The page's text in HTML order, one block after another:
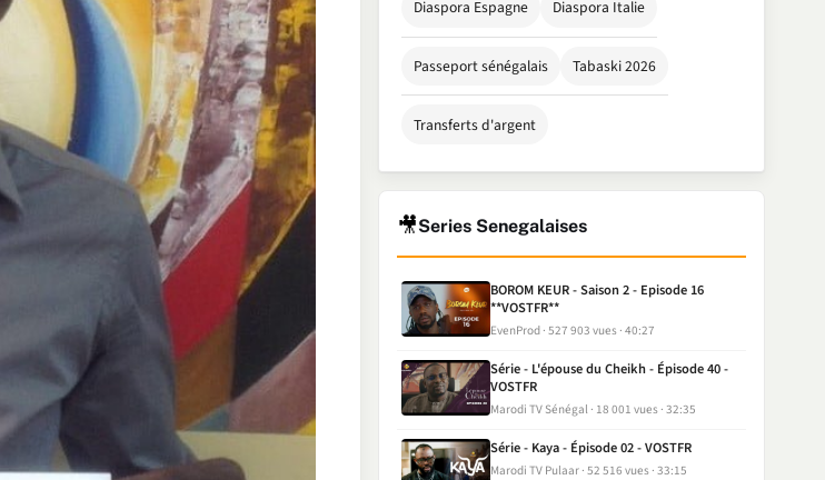
Diaspora Espagne Diaspora Italie
Passeport sénégalais Tabaski 2026
Transferts d'argent
🎥Series Senegalaises
BOROM KEUR - Saison 2 - Episode 16
**VOSTFR**
EvenProd 527 903 vues 40:27
Série - L'épouse du Cheikh - Épisode 40 -
VOSTFR
Marodi TV Sénégal 18 001 vues 32:35
Série - Kaya - Épisode 02 - VOSTFR
Marodi TV Pulaar 52 516 vues 33:15